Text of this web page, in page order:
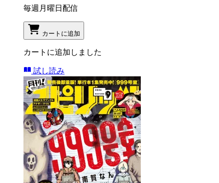
毎週月曜日配信
カートに追加
カートに追加しました
試し読み